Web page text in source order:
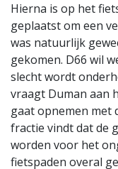
Hierna is op het
geplaatst om een
was natuurlijk
gekomen. D66 wil
slecht wordt
vraagt Duman aan
gaat opnemen met
fractie vindt dat de
worden voor het
fietspaden overal